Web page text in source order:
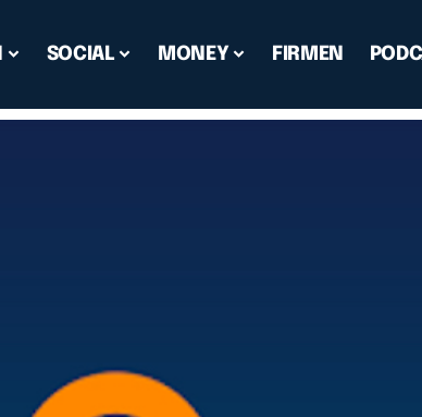
SOCIAL MONEY FIRMEN